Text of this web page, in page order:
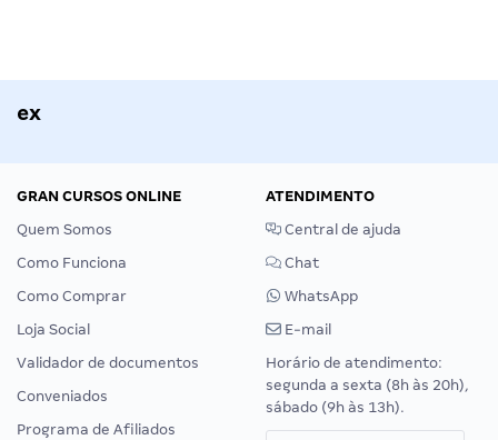
ex
GRAN CURSOS ONLINE
Quem Somos
Como Funciona
Como Comprar
Loja Social
Validador de documentos
Conveniados
Programa de Afiliados
ATENDIMENTO
Central de ajuda
Chat
WhatsApp
E-mail
Horário de atendimento:
segunda a sexta (8h às 20h),
sábado (9h às 13h).